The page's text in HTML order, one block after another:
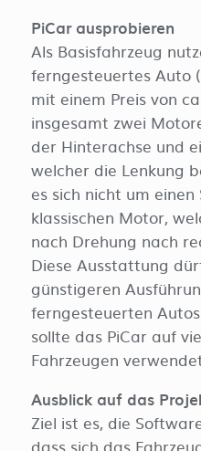
PiCar ausprobieren
Als Basisfahrzeug
ferngesteuertes Auto
mit einem Preis von
insgesamt zwei
der Hinterachse und
welcher die Lenkung
es sich nicht um
klassischen Motor,
nach Drehung nach
Diese Ausstattung
günstigeren
ferngesteuerten
sollte das PiCar auf
Fahrzeugen
Ausblick auf das
Ziel ist es, die
dass sich das